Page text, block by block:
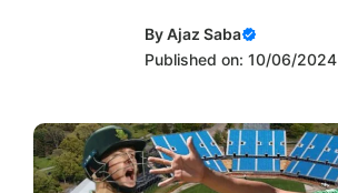
ByAjaz Saba
Published on: 10/06/2024